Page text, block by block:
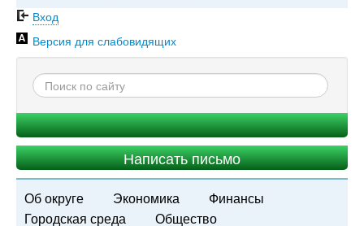
Вход
Версия для слабовидящих
Написать письмо
Об округе Экономика
Финансы
Городская среда
Общество